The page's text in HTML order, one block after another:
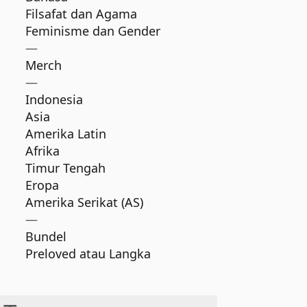
Filsafat dan Agama
Feminisme dan Gender
—
Merch
—
Indonesia
Asia
Amerika Latin
Afrika
Timur Tengah
Eropa
Amerika Serikat (AS)
—
Bundel
Preloved atau Langka